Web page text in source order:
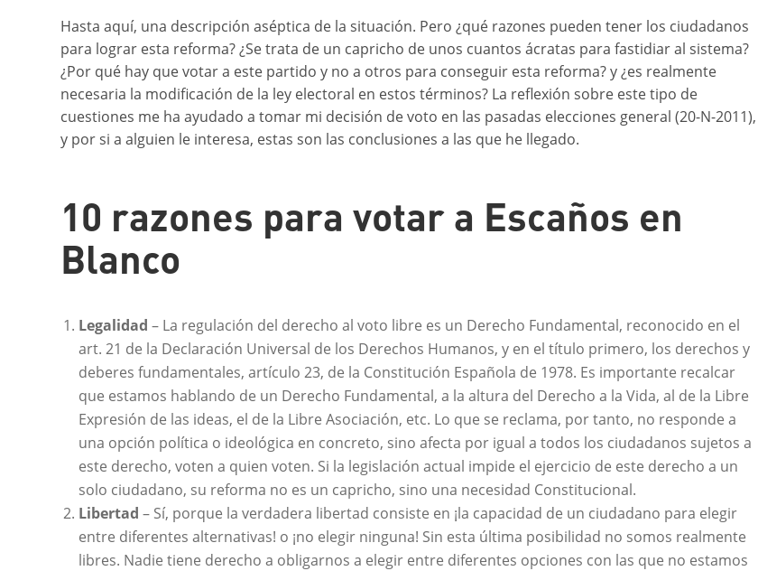
Hasta aquí, una descripción aséptica de la situación. Pero ¿qué razones pueden tener los ciudadanos
para lograr esta reforma? ¿Se trata de un capricho de unos cuantos ácratas para fastidiar al sistema?
¿Por qué hay que votar a este partido y no a otros para conseguir esta reforma? y ¿es realmente
necesaria la modificación de la ley electoral en estos términos? La reflexión sobre este tipo de
cuestiones me ha ayudado a tomar mi decisión de voto en las pasadas elecciones general (20-N-2011),
y por si a alguien le interesa, estas son las conclusiones a las que he llegado.
10 razones para votar a Escaños en
Blanco
Legalidad – La regulación del derecho al voto libre es un Derecho Fundamental, reconocido en el
art. 21 de la Declaración Universal de los Derechos Humanos, y en el título primero, los derechos y
deberes fundamentales, artículo 23, de la Constitución Española de 1978. Es importante recalcar
que estamos hablando de un Derecho Fundamental, a la altura del Derecho a la Vida, al de la Libre
Expresión de las ideas, el de la Libre Asociación, etc. Lo que se reclama, por tanto, no responde a
una opción política o ideológica en concreto, sino afecta por igual a todos los ciudadanos sujetos a
este derecho, voten a quien voten. Si la legislación actual impide el ejercicio de este derecho a un
solo ciudadano, su reforma no es un capricho, sino una necesidad Constitucional.
Libertad – Sí, porque la verdadera libertad consiste en ¡la capacidad de un ciudadano para elegir
entre diferentes alternativas! o ¡no elegir ninguna! Sin esta última posibilidad no somos realmente
libres. Nadie tiene derecho a obligarnos a elegir entre diferentes opciones con las que no estamos